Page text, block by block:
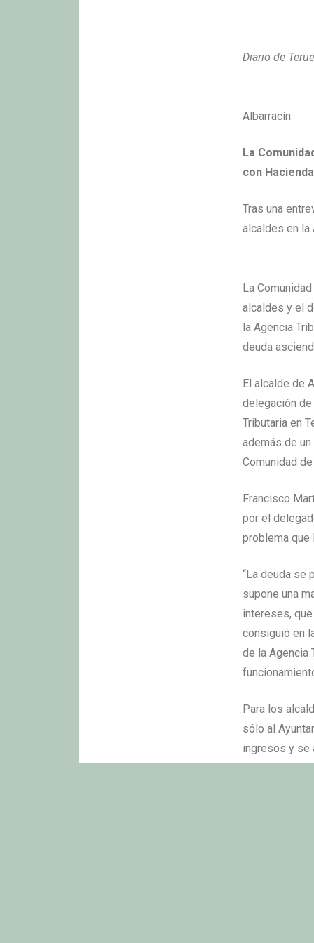
Diario de
Albarracín
La
con
Tras una
alcaldes en la
La
alcaldes y el
la Agencia
deuda
El alcalde de
delegación
Tributaria en
además de
Comunidad
Francisco
por el
problema que
“La deuda se
supone una
intereses,
consiguió en
de la Agencia
Para los
sólo al
ingresos y se